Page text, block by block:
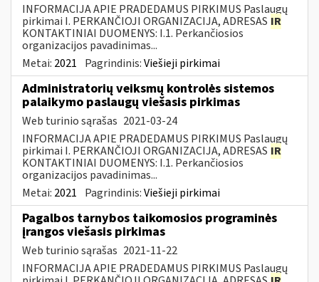
INFORMACIJA APIE PRADEDAMUS PIRKIMUS Paslaugų
pirkimai I. PERKANČIOJI ORGANIZACIJA, ADRESAS IR
KONTAKTINIAI DUOMENYS: I.1. Perkančiosios
organizacijos pavadinimas...
Metai: 2021 Pagrindinis:Viešieji pirkimai
Administratorių veiksmų kontrolės sistemos
palaikymo paslaugų viešasis pirkimas
Web turinio sąrašas 2021-03-24
INFORMACIJA APIE PRADEDAMUS PIRKIMUS Paslaugų
pirkimai I. PERKANČIOJI ORGANIZACIJA, ADRESAS IR
KONTAKTINIAI DUOMENYS: I.1. Perkančiosios
organizacijos pavadinimas...
Metai: 2021 Pagrindinis:Viešieji pirkimai
Pagalbos tarnybos taikomosios programinės
įrangos viešasis pirkimas
Web turinio sąrašas 2021-11-22
INFORMACIJA APIE PRADEDAMUS PIRKIMUS Paslaugų